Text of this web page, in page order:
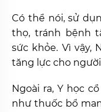
Có thể nói, sử
thọ, tránh bệnh
sức khỏe. Vì vậy,
tăng lực cho
Ngoài ra, Y học
như thuốc bổ